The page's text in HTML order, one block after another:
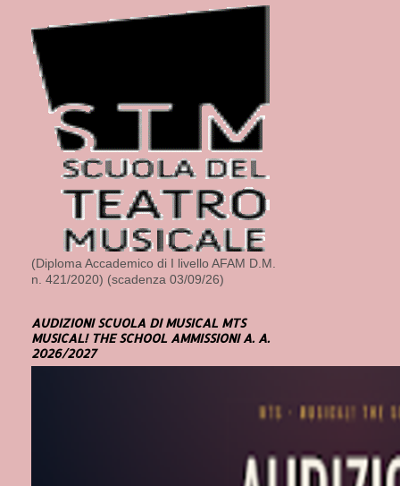
(Diploma Accademico di I livello AFAM D.M.
n. 421/2020) (scadenza 03/09/26)
AUDIZIONI SCUOLA DI MUSICAL MTS
MUSICAL! THE SCHOOL AMMISSIONI A. A.
2026/2027